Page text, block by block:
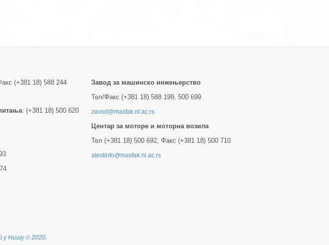
(+381 18) 588 244
: (+381 18) 500 620
Завод за машинско инжењерство
Тел/Факс (+381 18) 588 199, 500 699
zavod@masfak.ni.ac.rs
Центар за моторе и моторна возила
Тел (+381 18) 500 692, Факс (+381 18) 500 710
atestinfo@masfak.ni.ac.rs
у Нишу©2020.